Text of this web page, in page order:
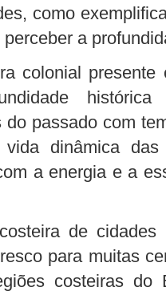
como
a
colonial
do passado com
dinâmica
a energia e a
de cidades
para muitas
costeiras do